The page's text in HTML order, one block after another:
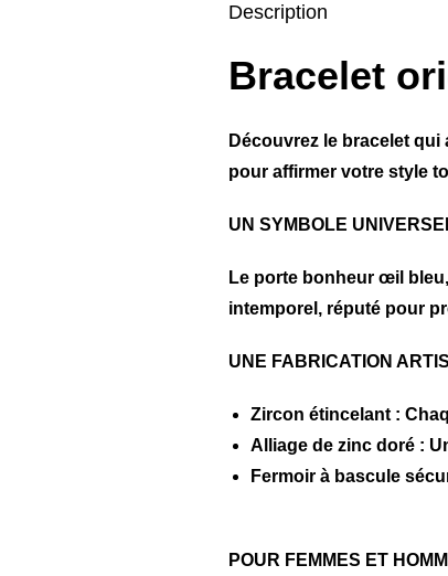
Description
Bracelet
Découvrez le bracelet
pour affirmer votre style
UN SYMBOLE
Le porte bonheur œil
intemporel, réputé pour
UNE FABRICATION
Zircon étincelant :
Alliage de zinc doré :
Fermoir à bascule
POUR FEMMES ET